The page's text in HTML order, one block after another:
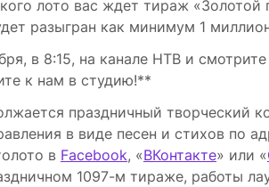
лото вас ждет тираж
разыгран как минимум 1
в 8:15, на канале НТВ и
к нам в студию!**
праздничный творческий
в виде песен и стихов по
в Facebook, «ВКонтакте» или «
1097-м тираже, работы